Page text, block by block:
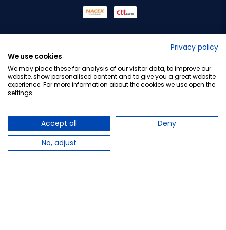
Privacy policy
We use cookies
We may place these for analysis of our visitor data, to improve our
website, show personalised content and to give you a great website
experience. For more information about the cookies we use open the
settings.
Accept all
Deny
No, adjust